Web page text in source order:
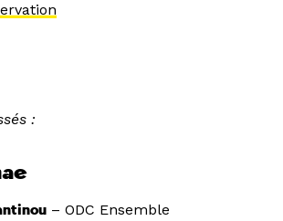
:
– ODC Ensemble